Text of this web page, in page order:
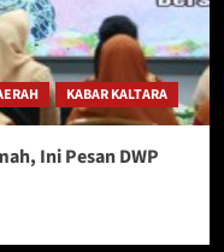
KABAR KALTARA
Ini Pesan DWP